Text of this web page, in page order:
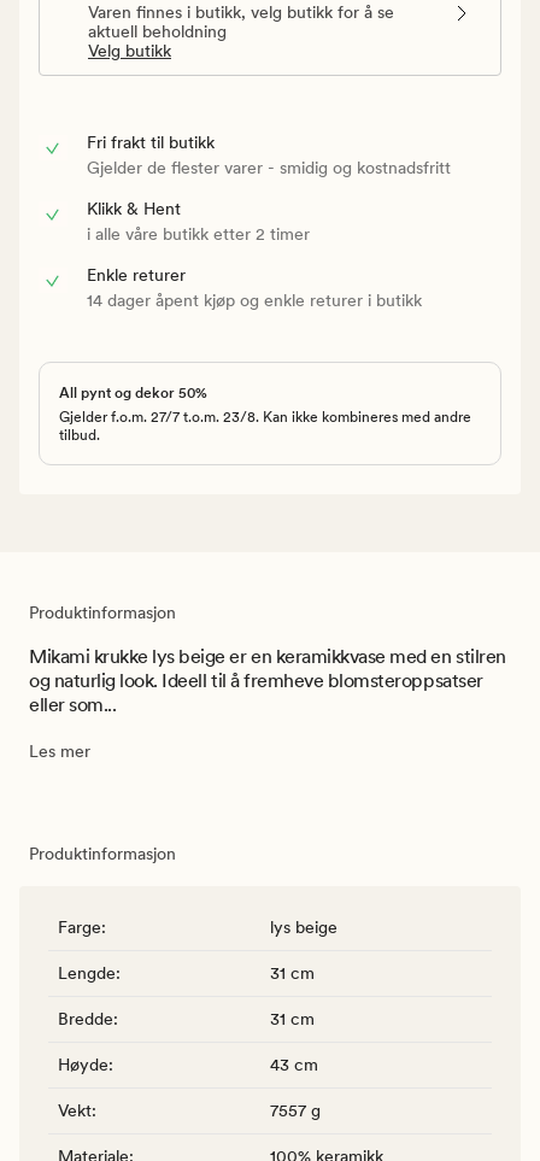
Varen finnes i butikk, velg butikk for å se
aktuell beholdning
Velg butikk
Fri frakt til butikk
Gjelder de flester varer - smidig og kostnadsfritt
Klikk & Hent
i alle våre butikk etter 2 timer
Enkle returer
14 dager åpent kjøp og enkle returer i butikk
All pynt og dekor 50%
Gjelder f.o.m. 27/7 t.o.m. 23/8. Kan ikke kombineres med andre
tilbud.
Produktinformasjon
Mikami krukke lys beige er en keramikkvase med en stilren
og naturlig look. Ideell til å fremheve blomsteroppsatser
eller som...
Les mer
Produktinformasjon
Farge: lys beige
Lengde: 31 cm
Bredde: 31 cm
Høyde: 43 cm
Vekt: 7557 g
Materiale: 100% keramikk